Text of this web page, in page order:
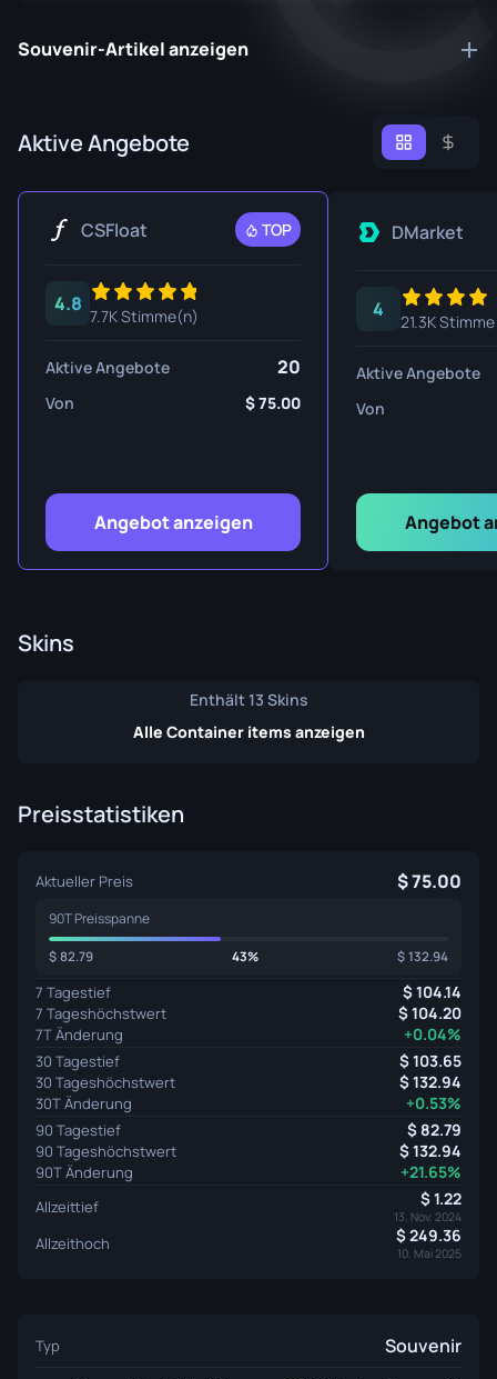
Souvenir-Artikel anzeigen
Aktive Angebote
CSFloat TOP
4.8
7.7K Stimme(n)
Aktive Angebote 20
Von 75.00
Angebot anzeigen
DMarket
4
21.3K
Aktive Angebote
Von
Angebot
Skins
Enthält 13 Skins
Alle Container items anzeigen
Preisstatistiken
Aktueller Preis 75.00
90T Preisspanne
82.79 43% 132.94
7 Tagestief 104.14
7 Tageshöchstwert 104.20
7T Änderung +0.04%
30 Tagestief 103.65
30 Tageshöchstwert 132.94
30T Änderung +0.53%
90 Tagestief 82.79
90 Tageshöchstwert 132.94
90T Änderung +21.65%
Allzeittief 1.22
13. Nov. 2024
Allzeithoch 249.36
10. Mai 2025
Typ Souvenir